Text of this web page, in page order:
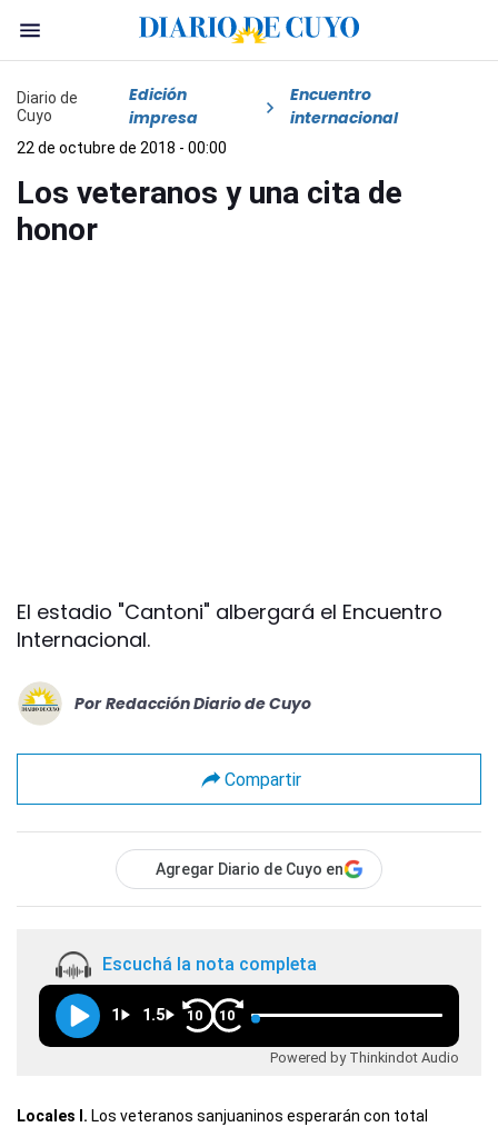
Diario de
Cuyo
Edición
impresa
Encuentro
internacional
22 de octubre de 2018 - 00:00
Los veteranos y una cita de
honor
El estadio "Cantoni" albergará el Encuentro
Internacional.
Por Redacción Diario de Cuyo
Compartir
Agregar Diario de Cuyo en
Escuchá la nota completa
1 1.5 10 10
Powered by Thinkindot Audio
Locales I. Los veteranos sanjuaninos esperarán con total